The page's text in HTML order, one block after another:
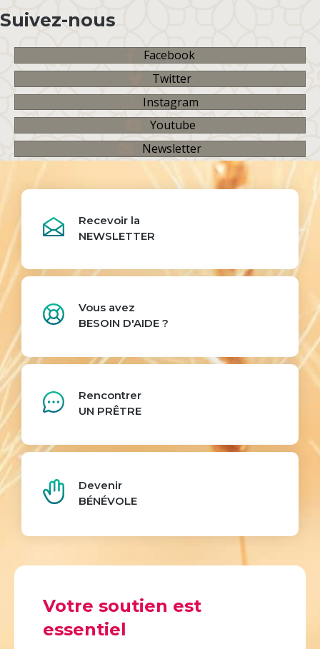
Suivez-nous
Facebook
Twitter
Instagram
Youtube
Newsletter
Recevoir la
NEWSLETTER
Vous avez
BESOIN D'AIDE ?
Rencontrer
UN PRÊTRE
Devenir
BÉNÉVOLE
Votre soutien est
essentiel